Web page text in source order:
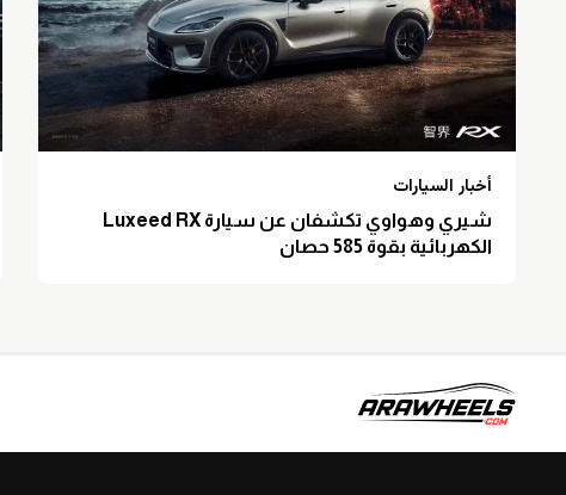
أخبار السيارات
شيري وهواوي تكشفان عن سيارة Luxeed RX
الكهربائية بقوة 585 حصان